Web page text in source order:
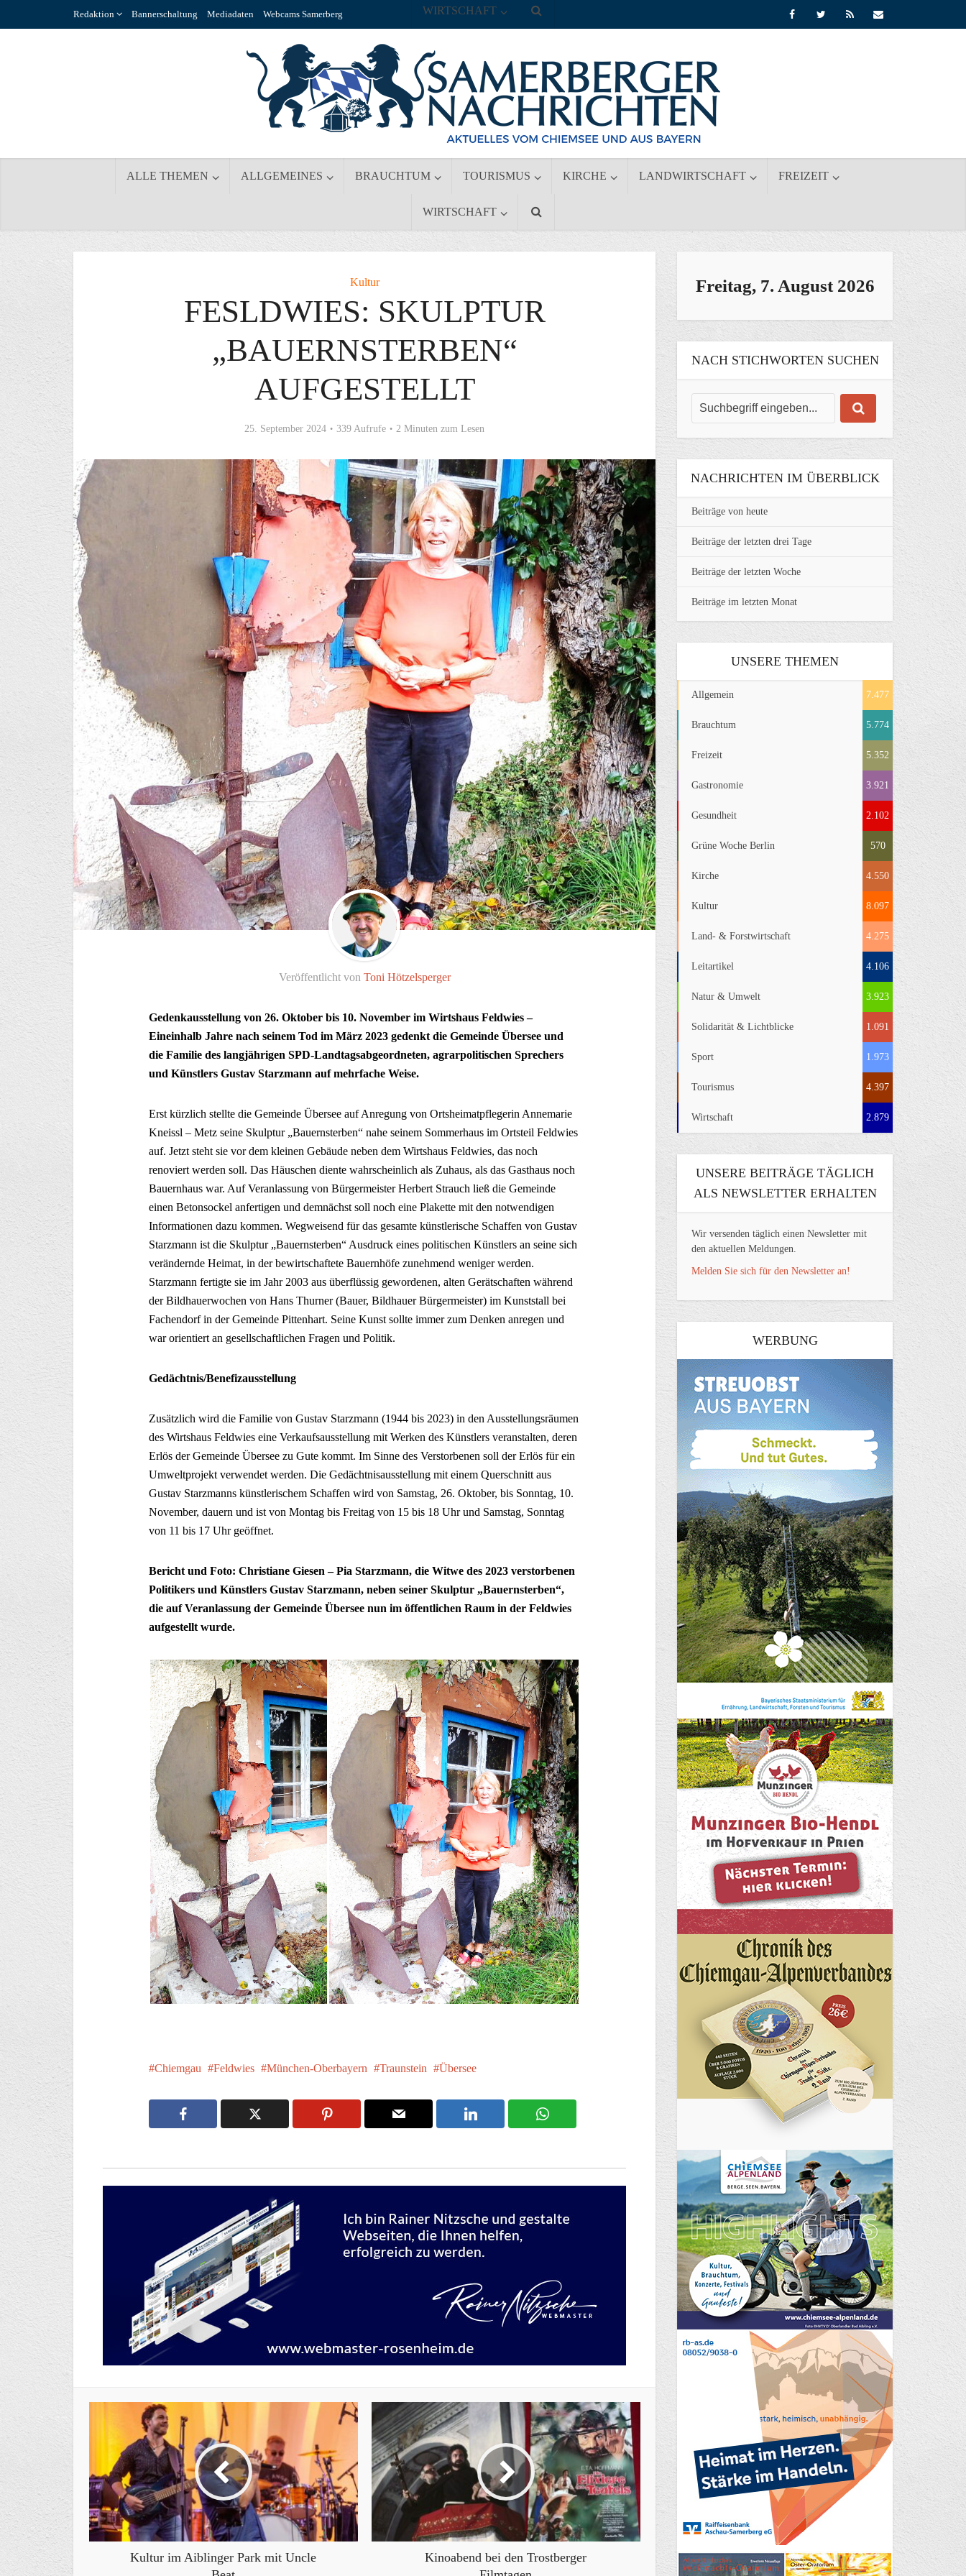
Redaktion Bannerschaltung Mediadaten Webcams Samerberg
ALLE THEMEN ALLGEMEINES BRAUCHTUM TOURISMUS KIRCHE LANDWIRTSCHAFT FREIZEIT
WIRTSCHAFT
WIRTSCHAFT
Kultur
FESLDWIES: SKULPTUR
„BAUERNSTERBEN“
AUFGESTELLT
25. September 2024 339 Aufrufe 2 Minuten zum Lesen
Veröffentlicht von Toni Hötzelsperger
Gedenkausstellung von 26. Oktober bis 10. November im Wirtshaus Feldwies –
Eineinhalb Jahre nach seinem Tod im März 2023 gedenkt die Gemeinde Übersee und
die Familie des langjährigen SPD-Landtagsabgeordneten, agrarpolitischen Sprechers
und Künstlers Gustav Starzmann auf mehrfache Weise.
Erst kürzlich stellte die Gemeinde Übersee auf Anregung von Ortsheimatpflegerin Annemarie
Kneissl – Metz seine Skulptur „Bauernsterben“ nahe seinem Sommerhaus im Ortsteil Feldwies
auf. Jetzt steht sie vor dem kleinen Gebäude neben dem Wirtshaus Feldwies, das noch
renoviert werden soll. Das Häuschen diente wahrscheinlich als Zuhaus, als das Gasthaus noch
Bauernhaus war. Auf Veranlassung von Bürgermeister Herbert Strauch ließ die Gemeinde
einen Betonsockel anfertigen und demnächst soll noch eine Plakette mit den notwendigen
Informationen dazu kommen. Wegweisend für das gesamte künstlerische Schaffen von Gustav
Starzmann ist die Skulptur „Bauernsterben“ Ausdruck eines politischen Künstlers an seine sich
verändernde Heimat, in der bewirtschaftete Bauernhöfe zunehmend weniger werden.
Starzmann fertigte sie im Jahr 2003 aus überflüssig gewordenen, alten Gerätschaften während
der Bildhauerwochen von Hans Thurner (Bauer, Bildhauer Bürgermeister) im Kunststall bei
Fachendorf in der Gemeinde Pittenhart. Seine Kunst sollte immer zum Denken anregen und
war orientiert an gesellschaftlichen Fragen und Politik.
Gedächtnis/Benefizausstellung
Zusätzlich wird die Familie von Gustav Starzmann (1944 bis 2023) in den Ausstellungsräumen
des Wirtshaus Feldwies eine Verkaufsausstellung mit Werken des Künstlers veranstalten, deren
Erlös der Gemeinde Übersee zu Gute kommt. Im Sinne des Verstorbenen soll der Erlös für ein
Umweltprojekt verwendet werden. Die Gedächtnisausstellung mit einem Querschnitt aus
Gustav Starzmanns künstlerischem Schaffen wird von Samstag, 26. Oktober, bis Sonntag, 10.
November, dauern und ist von Montag bis Freitag von 15 bis 18 Uhr und Samstag, Sonntag
von 11 bis 17 Uhr geöffnet.
Bericht und Foto: Christiane Giesen – Pia Starzmann, die Witwe des 2023 verstorbenen
Politikers und Künstlers Gustav Starzmann, neben seiner Skulptur „Bauernsterben“,
die auf Veranlassung der Gemeinde Übersee nun im öffentlichen Raum in der Feldwies
aufgestellt wurde.
Chiemgau Feldwies München-Oberbayern Traunstein Übersee
Kultur im Aiblinger Park mit Uncle
Kinoabend bei den Trostberger
Freitag, 7. August 2026
NACH STICHWORTEN SUCHEN
NACHRICHTEN IM ÜBERBLICK
Beiträge von heute
Beiträge der letzten drei Tage
Beiträge der letzten Woche
Beiträge im letzten Monat
UNSERE THEMEN
Allgemein 7.477
Brauchtum 5.774
Freizeit 5.352
Gastronomie 3.921
Gesundheit 2.102
Grüne Woche Berlin 570
Kirche 4.550
Kultur 8.097
Land- & Forstwirtschaft 4.275
Leitartikel 4.106
Natur & Umwelt 3.923
Solidarität & Lichtblicke 1.091
Sport 1.973
Tourismus 4.397
Wirtschaft 2.879
UNSERE BEITRÄGE TÄGLICH
ALS NEWSLETTER ERHALTEN
Wir versenden täglich einen Newsletter mit
den aktuellen Meldungen.
Melden Sie sich für den Newsletter an!
WERBUNG